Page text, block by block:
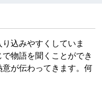
込みやすくしていま
物語を聞くことができ
が伝わってきます。何